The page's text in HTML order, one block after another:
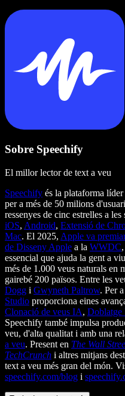
Sobre Speechify
El millor lector de text a veu
Speechify és la plataforma
per a més de 50 milions
ressenyes de cinc estrelles a
iOS, Android, Extensió de
Mac. El 2025, Apple va
de Disseny Apple a la WWDC
essencial que ajuda la gent a
més de 1.000 veus naturals en
gairebé 200 països. Entre les
Dogg i Gwyneth Paltrow. Per
Studio proporciona eines
Clonació de veus IA, Doblatge
Speechify també impulsa
veu, d'alta qualitat i amb una
a veu. Present en The Wall
TechCrunch i altres mitjans
text a veu més gran del món.
speechify.com/blog i